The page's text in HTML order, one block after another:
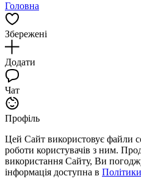
Головна
Збережені
Додати
Чат
Профіль
Цей Сайт використовує файли
роботи користувачів з ним.
використання Сайту, Ви
інформація доступна в